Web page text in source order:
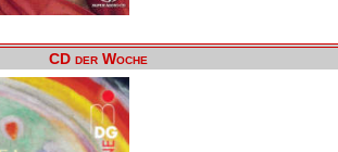
CD der Woche